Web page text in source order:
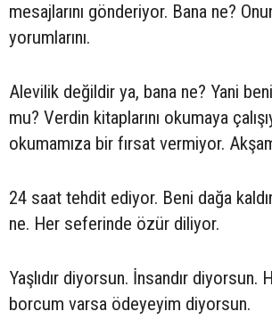
mesajlarını gönderiyor. Bana ne?
yorumlarını.
Alevilik değildir ya, bana ne? Yani
mu? Verdin kitaplarını okumaya
okumamıza bir fırsat vermiyor.
24 saat tehdit ediyor. Beni dağa
ne. Her seferinde özür diliyor.
Yaşlıdır diyorsun. İnsandır diyorsun.
borcum varsa ödeyeyim diyorsun.